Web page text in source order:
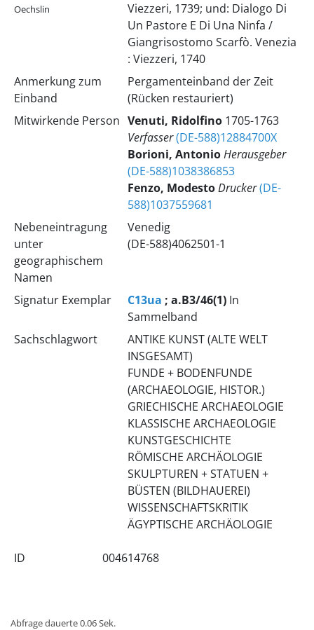
Oechslin
Viezzeri, 1739; und: Dialogo Di
Un Pastore E Di Una Ninfa /
Giangrisostomo Scarfò. Venezia
: Viezzeri, 1740
Anmerkung zum
Einband
Pergamenteinband der Zeit
(Rücken restauriert)
Mitwirkende Person Venuti, Ridolfino1705-1763
Verfasser(DE-588)12884700X
Borioni, AntonioHerausgeber
(DE-588)1038386853
Fenzo, ModestoDrucker(DE-
588)1037559681
Nebeneintragung
unter
geographischem
Namen
Venedig
(DE-588)4062501-1
Signatur Exemplar C13ua ; a.B3/46(1)In
Sammelband
Sachschlagwort
ANTIKE KUNST (ALTE WELT
INSGESAMT)
FUNDE + BODENFUNDE
(ARCHAEOLOGIE, HISTOR.)
GRIECHISCHE ARCHAEOLOGIE
KLASSISCHE ARCHAEOLOGIE
KUNSTGESCHICHTE
RÖMISCHE ARCHÄOLOGIE
SKULPTUREN + STATUEN +
BÜSTEN (BILDHAUEREI)
WISSENSCHAFTSKRITIK
ÄGYPTISCHE ARCHÄOLOGIE
ID 004614768
Abfrage dauerte 0.06 Sek.